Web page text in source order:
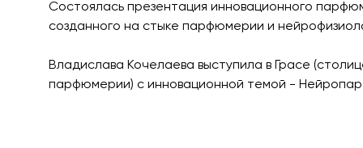
Состоялась презентация инновационного
созданного на стыке парфюмерии и
Владислава Кочелаева выступила в Грасе
парфюмерии) с инновационной темой -